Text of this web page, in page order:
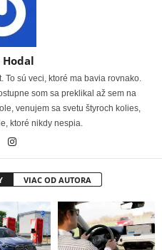
To sú veci, ktoré ma bavia rovnako.
som sa preklikal až sem na
venujem sa svetu štyroch kolies,
ktoré nikdy nespia.
VIAC OD AUTORA